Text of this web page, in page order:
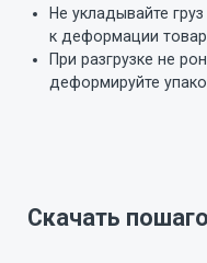
Не укладывайте
к деформации
При разгрузке не
деформируйте
Скачать